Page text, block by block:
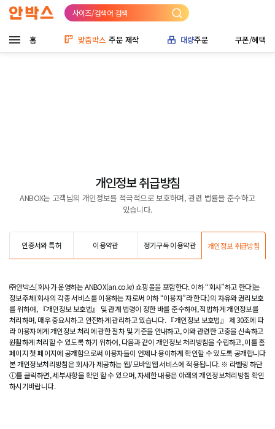
사이즈/검색어 검색
홈 맞춤박스 주문 제작 대량주문 쿠폰/혜택
개인정보 취급방침
ANBOX는 고객님의 개인정보를 적극적으로 보호하며, 관련 법률을 준수하고
있습니다.
인증서와 특허 이용약관 정기구독 이용약관 개인정보 취급방침
㈜안박스[회사가 운영하는 ANBOX(an.co.kr) 쇼핑몰을 포함한다. 이하 “회사”하고 한다]는
정보주체(회사의 각종 서비스를 이용하는 자로써 이하 “이용자”라 한다.)의 자유와 권리보호
를 위하여, 『개인정보 보호법』 및 관계 법령이 정한 바를 준수하여, 적법하게 개인정보를
처리하며, 매우 중요시하고 안전하게 관리하고 있습니다. 『개인정보 보호법』 제 30조에 따
라 이용자에게 개인정보 처리에 관한 절차 및 기준을 안내하고, 이와 관련한 고충을 신속하고
원활하게 처리할 수 있도록 하기 위하여, 다음과 같이 개인정보 처리방침을 수립하고, 이를 홈
페이지 첫 페이지에 공개함으로써 이용자들이 언제나 용이하게 확인할 수 있도록 공개합니다
본 개인정보처리방침은 회사가 제공하는 웹/모바일웹 서비스에 적용됩니다. ※ 라벨링 하단
ⓘ를 클릭하면, 세부사항을 확인 할 수 있으며, 자세한 내용은 아래의 개인정보처리방침 확인
하시기바랍니다.